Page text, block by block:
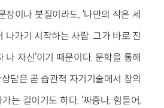
장이나 붓질이라도, ‘나만의 작은 세
나가기 시작하는 사람. 그가 바로 진
나 자신’이기 때문이다. 문학을 통해
담은 곧 습관적 자기기술에서 창의
는 길이기도 하다. ‘짜증나, 힘들어,